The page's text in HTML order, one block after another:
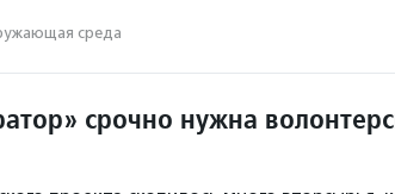
среда
срочно нужна